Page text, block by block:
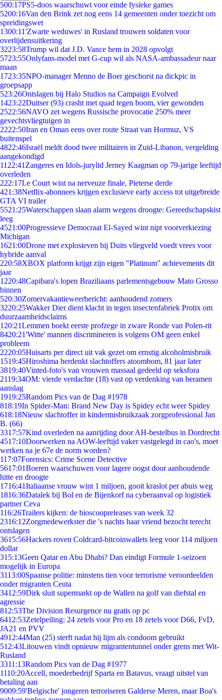
500:17PS5-doos waarschuwt voor einde fysieke games
5200:16Van den Brink zet nog eens 14 gemeenten onder toezicht om
spreidingswet
1300:11'Zwarte weduwes' in Rusland trouwen soldaten voor
overlijdensuitkering
3223:58Trump wil dat J.D. Vance hem in 2028 opvolgt
5723:55Onlyfans-model met G-cup wil als NASA-ambassadeur naar
maan
1723:35NPO-manager Menno de Boer geschorst na dickpic in
groepsapp
523:26Ontslagen bij Halo Studios na Campaign Evolved
1423:22Duitser (93) crasht met quad tegen boom, vier gewonden
2522:56NAVO zet wegens Russische provocatie 250% meer
gevechtsvliegtuigen in
2222:50Iran en Oman eens over route Straat van Hormuz, VS
buitenspel
4822:46Israël meldt dood twee militairen in Zuid-Libanon, vergelding
aangekondigd
11 22:41 Zangeres en Idols-jurylid Jerney Kaagman op 79-jarige leeftijd
overleden
222:17Le Court wint na nerveuze finale, Pieterse derde
421:38Netflix-abonnees krijgen exclusieve early access tot uitgebreide
GTA VI trailer
5521:25Waterschappen slaan alarm wegens droogte: Gereedschapskist
leeg
4521:00Progressieve Democraat El-Sayed wint nipt voorverkiezing
Michigan
1621:00Drone met explosieven bij Duits vliegveld voedt vrees voor
hybride aanval
220:58XBOX platform krijgt zijn eigen "Platinum" achievements dit
jaar
1220:48Capibara's lopen Braziliaans parlementsgebouw Mato Grosso
binnen
520:30Zomervakantieweerbericht: aanhoudend zomers
3220:25Wakker Dier dient klacht in tegen insectenfabriek Protix om
duurzaamheidsclaims
1 20:21Lemmen boekt eerste profzege in zware Ronde van Polen-rit
8420:21'Witte' mannen discrimineren is volgens OM geen enkel
probleem
2220:05Huisarts per direct uit vak gezet om ernstig alcoholmisbruik
1519:45Hiroshima herdenkt slachtoffers atoombom, 81 jaar later
3819:40Vinted-foto's van vrouwen massaal gedeeld op seksfora
2119:34OM: vierde verdachte (18) vast op verdenking van beramen
aanslag
1919:25Random Pics van de Dag #1978
818:19In Spider-Man: Brand New Day is Spidey echt weer Spidey
618:18Nieuw slachtoffer in kindermisbruikzaak zorgprofessional Jan
B. (66)
3317:57Kind overleden na aanrijding door AH-bestelbus in Dordrecht
4517:10Doorwerken na AOW-leeftijd vaker vastgelegd in cao's, moet
werken na je 67e de norm worden?
117:07Forensics: Crime Scene Detective
5617:01Boeren waarschuwen voor lagere oogst door aanhoudende
hitte en droogte
1716:41Italiaanse vrouw wint 1 miljoen, gooit kraslot per abuis weg
1816:36Datalek bij Bol en de Bijenkorf na cyberaanval op logistiek
partner Ceva
116:26Trailers kijken: de bioscoopreleases van week 32
2316:12Zorgmedewerkster die 's nachts haar vriend bezocht terecht
ontslagen
3615:56Hackers roven Coldcard-bitcoinwallets leeg voor 114 miljoen
dollar
315:13Geen Qatar en Abu Dhabi? Dan eindigt Formule 1-seizoen
mogelijk in Europa
3113:00Spaanse politie: minstens tien voor terrorisme veroordeelden
onder migranten Ceuta
3412:59Dirk sluit supermarkt op de Wallen na golf van diefstal en
agressie
812:53The Division Resurgence nu gratis op pc
6412:53Zetelpeiling: 24 zetels voor Pro en 18 zetels voor D66, FvD,
JA21 en PVV
4912:44Man (25) sterft nadat hij lijm als condoom gebruikt
512:43Litouwen vindt opnieuw migrantentunnel onder grens met Wit-
Rusland
3311:13Random Pics van de Dag #1977
1110:20Accell, moederbedrijf Sparta en Batavus, vraagt uitstel van
betaling aan
9009:59'Belgische' jongeren terroriseren Galderse Meren, maar Boa's